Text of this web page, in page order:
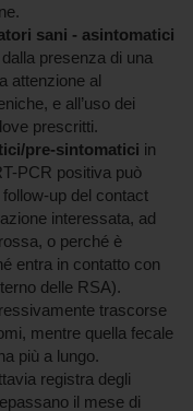
sani - asintomatici
presenza di una
attenzione al
e all’uso dei
prescritti.
pre-sintomatici in
PCR positiva può
up del contact
interessata, ad
o perché è
entra in contatto con
delle RSA).
trascorse
mentre quella fecale
più a lungo.
registra degli
il mese di